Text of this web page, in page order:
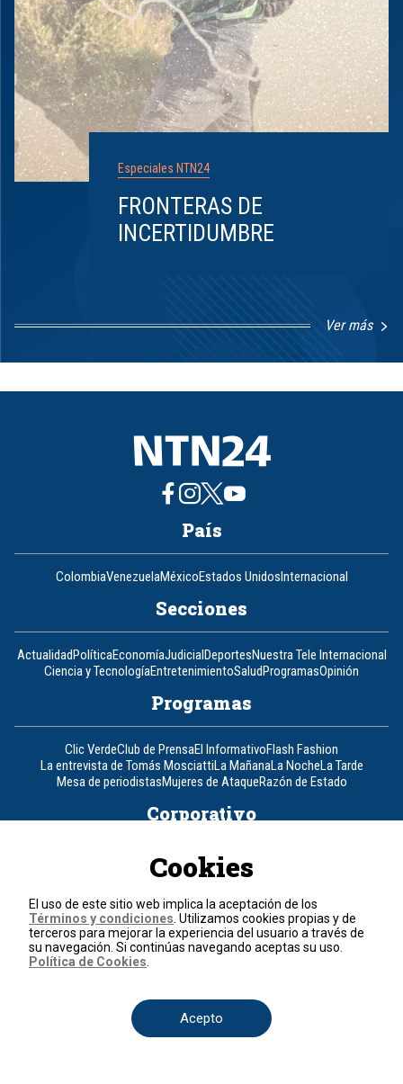
Especiales NTN24
FRONTERAS DE
INCERTIDUMBRE
Ver más
1
8
País
ColombiaVenezuelaMéxicoEstados UnidosInternacional
Secciones
ActualidadPolíticaEconomíaJudicialDeportesNuestra Tele Internacional
Ciencia y TecnologíaEntretenimientoSaludProgramasOpinión
Programas
Clic VerdeClub de PrensaEl InformativoFlash Fashion
La entrevista de Tomás MosciattiLa MañanaLa NocheLa Tarde
Mesa de periodistasMujeres de AtaqueRazón de Estado
Corporativo
Atención al clienteAtención al inversionista
Informe de sostenibilidadCódigo de autorregulación
Visite también
Canal RCNNoticias RCN
Un producto de RCN TelevisiónRCN Total
Contáctenos
Cookies
El uso de este sitio web implica la aceptación de los
Términos y condiciones . Utilizamos cookies propias y de
terceros para mejorar la experiencia del usuario a través de
su navegación. Si continúas navegando aceptas su uso.
Política de Cookies
Acepto